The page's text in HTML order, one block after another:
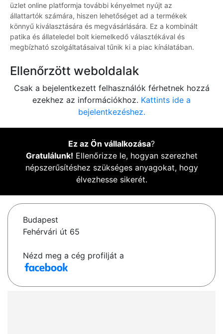
üzlet online platformja további kényelmet nyújt az
állattartók számára, hiszen lehetőséget ad a termékek
könnyű kiválasztására és megvásárlására. Ez a kombinált
patika és állateledel bolt kiemelkedő választékával és
megbízható szolgáltatásaival tűnik ki a piac kínálatában.
Ellenőrzött weboldalak
Csak a bejelentkezett felhasználók férhetnek hozzá
ezekhez az információkhoz. Kattints ide a
bejelentkezéshez.
Ez az Ön vállalkozása?
Gratulálunk! Ellenőrizze le, hogyan szerezhet
népszerűsítéshez szükséges anyagokat, hogy
élvezhesse sikerét.
Budapest
Fehérvári út 65
Nézd meg a cég profilját a